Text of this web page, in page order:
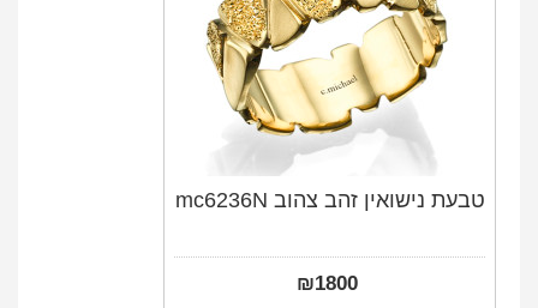
טבעת נישואין זהב צהוב mc6236N
₪1800